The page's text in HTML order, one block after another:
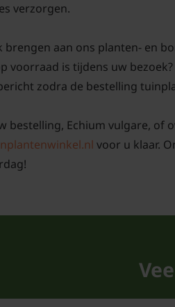
verzorgen.
brengen aan ons planten- en
voorraad is tijdens uw
zodra de bestelling
bestelling, Echium vulgare, of
voor u klaar.